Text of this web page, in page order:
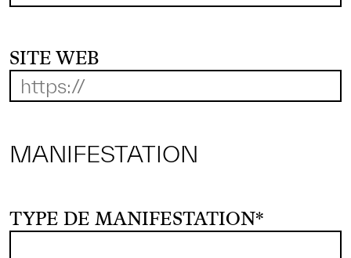
SITE WEB
MANIFESTATION
TYPE DE MANIFESTATION*